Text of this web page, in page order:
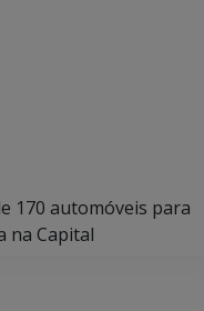
170 automóveis para
na Capital